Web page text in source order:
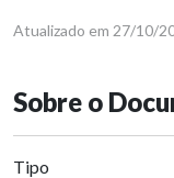
Atualizado em 27/10/
Sobre o
Tipo